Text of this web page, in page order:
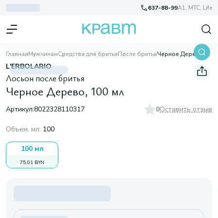
637-88-99A1, МТС, Life
ГлавнаяМужчинамСредства для бритьяПосле бритья Черное Дерево, 100 мл
L'ERBOLARIO
Лосьон после бритья
Черное Дерево, 100 мл
Артикул:8022328110317 0Оставить отзыв
Объем, мл: 100
100 мл
75,01 BYN